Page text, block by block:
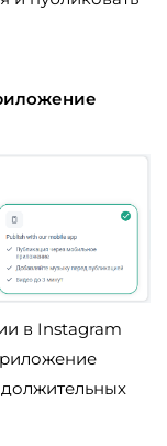
в Instagram